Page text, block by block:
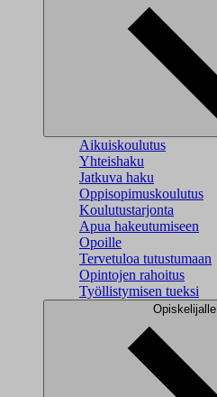
Aikuiskoulutus
Yhteishaku
Jatkuva haku
Oppisopimuskoulutus
Koulutustarjonta
Apua hakeutumiseen
Opoille
Tervetuloa tutustumaan
Opintojen rahoitus
Työllistymisen tueksi
Opiskelijalle